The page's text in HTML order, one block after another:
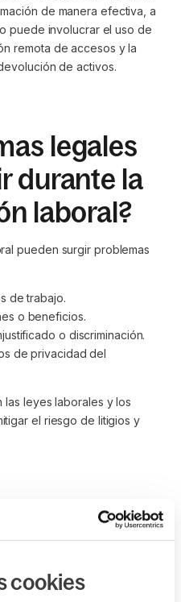
cookies
de manera efectiva, a
puede involucrar el uso de
remota de accesos y la
de activos.
legales
durante la
laboral?
pueden surgir problemas
de trabajo.
o beneficios.
o discriminación.
de privacidad del
las leyes laborales y los
el riesgo de litigios y
su